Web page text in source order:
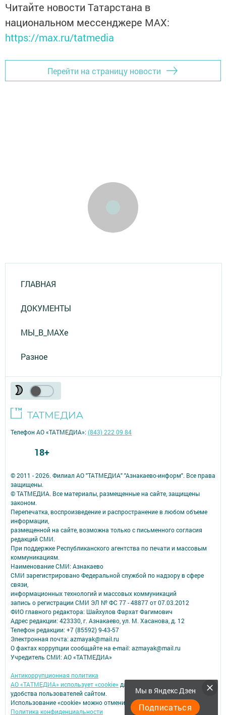
Читайте новости Татарстана в
национальном мессенджере MАХ:
https://max.ru/tatmedia
Перейти на страницу новости
ГЛАВНАЯ
ДОКУМЕНТЫ
МЫ_В_MAXе
Разное
Мы в Яндекс Дзен
Подписаться
© 2011 - 2026. Филиал АО "ТАТМЕДИА" "Азнакаево-информ". Все права
защищены.
© ТАТМЕДИА. Все материалы, размещенные на сайте, защищены
законом.
Перепечатка, воспроизведение и распространение в любом объеме
информации,
размещенной на сайте, возможна только с письменного согласия
редакций СМИ.
При поддержке Республиканского агентства по печати и массовым
коммуникациям.
Наименование СМИ: Азнакаево
СМИ зарегистрировано Федеральной службой по надзору в сфере
связи,
информационных технологий и массовых коммуникаций
запись о регистрации СМИ ЭЛ № ФС 77 - 48877 от 07.03.2012
ФИО главного редактора: Шайхулов Фархат Фагимович
Адрес редакции: 423330, г. Азнакаево, ул. М. Хасанова, д. 12
Телефон редакции: +7 (85592) 9-43-57
Электронная почта: azmayak@mail.ru
О фактах коррупции сообщайте на e-mail: azmayak@mail.ru
Учредитель СМИ: АО «ТАТМЕДИА»
Антикоррупционная политика
АО «ТАТМЕДИА» использует «cookie»для персонализации сервисов и
удобства пользователей сайтом.
Использование «cookie» можно отменить в настройках браузера.
Политика конфиденциальности
Телефон АО «ТАТМЕДИА»:(843) 222 09 84
18+